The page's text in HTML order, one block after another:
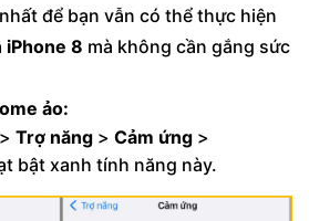
để bạn vẫn có thể thực hiện
iPhone 8 mà không cần gắng sức
ảo:
> Trợ năng > Cảm ứng >
bật xanh tính năng này.